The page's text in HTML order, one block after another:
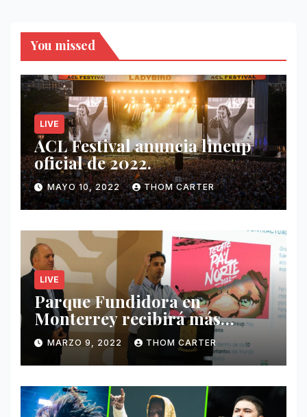
You missed
LIVE
ACL Festival anuncia lineup
oficial de 2022.
MAYO 10, 2022 THOM CARTER
LIVE
Parque Fundidora en
Monterrey recibirá más
ingresos por festivales de
Música.
MARZO 9, 2022 THOM CARTER